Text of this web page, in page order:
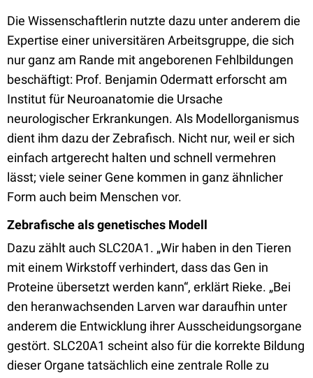
Die Wissenschaftlerin nutzte dazu unter anderem die
Expertise einer universitären Arbeitsgruppe, die sich
nur ganz am Rande mit angeborenen Fehlbildungen
beschäftigt: Prof. Benjamin Odermatt erforscht am
Institut für Neuroanatomie die Ursache
neurologischer Erkrankungen. Als Modellorganismus
dient ihm dazu der Zebrafisch. Nicht nur, weil er sich
einfach artgerecht halten und schnell vermehren
lässt; viele seiner Gene kommen in ganz ähnlicher
Form auch beim Menschen vor.
Zebrafische als genetisches Modell
Dazu zählt auch SLC20A1. „Wir haben in den Tieren
mit einem Wirkstoff verhindert, dass das Gen in
Proteine übersetzt werden kann“, erklärt Rieke. „Bei
den heranwachsenden Larven war daraufhin unter
anderem die Entwicklung ihrer Ausscheidungsorgane
gestört. SLC20A1 scheint also für die korrekte Bildung
dieser Organe tatsächlich eine zentrale Rolle zu